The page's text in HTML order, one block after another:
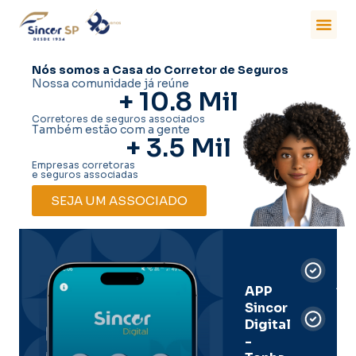
Nós somos a Casa do Corretor de Seguros
Nossa comunidade já reúne
+ 10.8 Mil
Corretores de seguros associados
Também estão com a gente
+ 3.5 Mil
Empresas corretoras
e seguros associadas
SEJA UM ASSOCIADO
APP
Sincor
Digital
-